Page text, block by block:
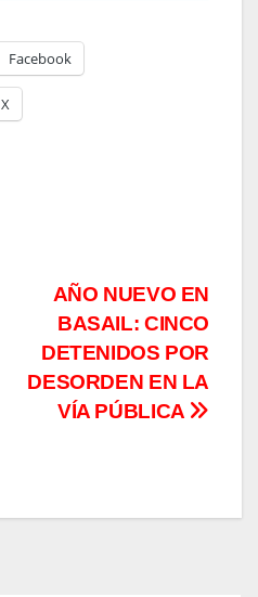
Facebook
X
AÑO NUEVO EN
BASAIL: CINCO
DETENIDOS POR
DESORDEN EN LA
VÍA PÚBLICA